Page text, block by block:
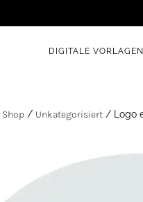
DIGITALE VORLAGEN
Shop / Unkategorisiert / Logo